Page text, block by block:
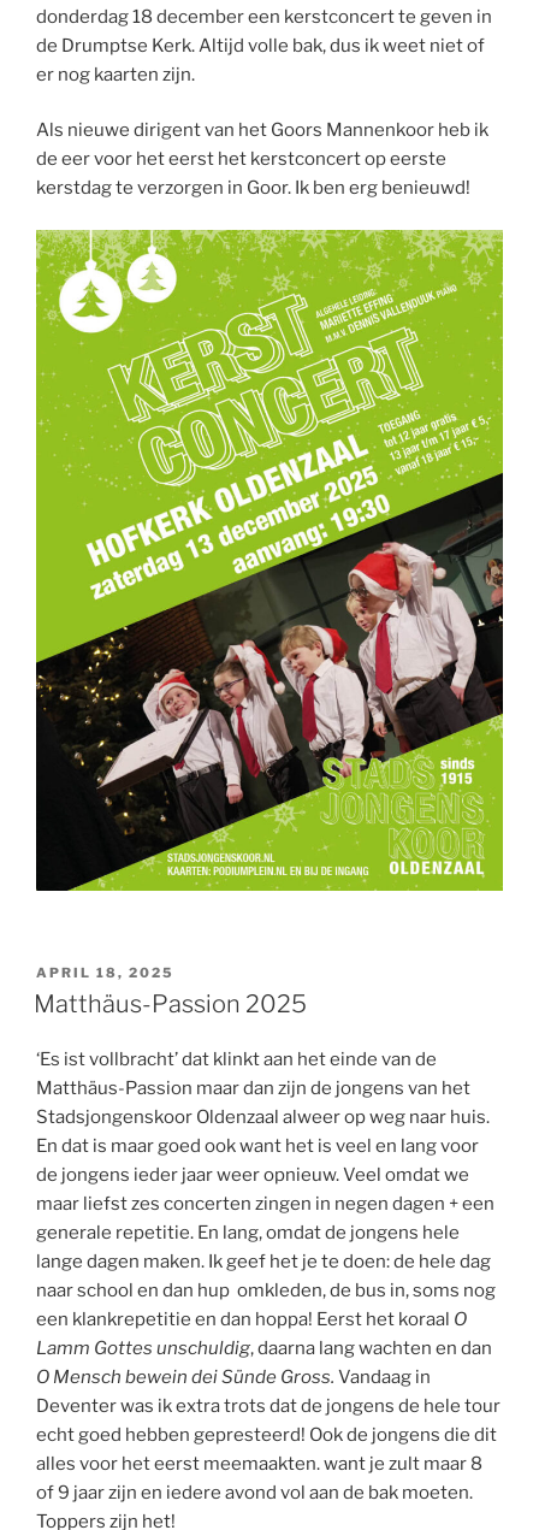
donderdag 18 december een kerstconcert te geven in
de Drumptse Kerk. Altijd volle bak, dus ik weet niet of
er nog kaarten zijn.
Als nieuwe dirigent van het Goors Mannenkoor heb ik
de eer voor het eerst het kerstconcert op eerste
kerstdag te verzorgen in Goor. Ik ben erg benieuwd!
GEPLAATST
OP
APRIL 18, 2025
Matthäus-Passion 2025
‘Es ist vollbracht’ dat klinkt aan het einde van de
Matthäus-Passion maar dan zijn de jongens van het
Stadsjongenskoor Oldenzaal alweer op weg naar huis.
En dat is maar goed ook want het is veel en lang voor
de jongens ieder jaar weer opnieuw. Veel omdat we
maar liefst zes concerten zingen in negen dagen + een
generale repetitie. En lang, omdat de jongens hele
lange dagen maken. Ik geef het je te doen: de hele dag
naar school en dan hup omkleden, de bus in, soms nog
een klankrepetitie en dan hoppa! Eerst het koraal O
Lamm Gottes unschuldig, daarna lang wachten en dan
O Mensch bewein dei Sünde Gross. Vandaag in
Deventer was ik extra trots dat de jongens de hele tour
echt goed hebben gepresteerd! Ook de jongens die dit
alles voor het eerst meemaakten. want je zult maar 8
of 9 jaar zijn en iedere avond vol aan de bak moeten.
Toppers zijn het!